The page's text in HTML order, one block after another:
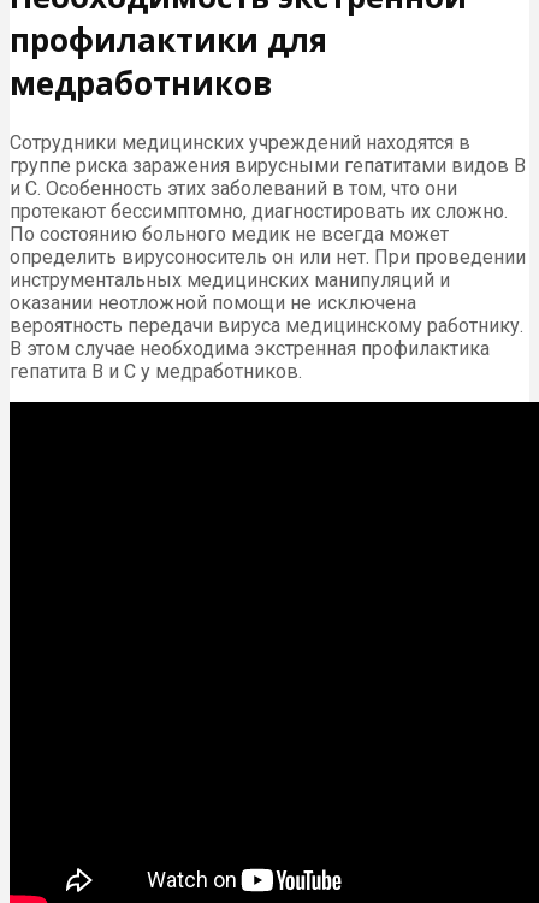
профилактики для
медработников
Сотрудники медицинских учреждений находятся в
группе риска заражения вирусными гепатитами видов В
и С. Особенность этих заболеваний в том, что они
протекают бессимптомно, диагностировать их сложно.
По состоянию больного медик не всегда может
определить вирусоноситель он или нет. При проведении
инструментальных медицинских манипуляций и
оказании неотложной помощи не исключена
вероятность передачи вируса медицинскому работнику.
В этом случае необходима экстренная профилактика
гепатита В и С у медработников.